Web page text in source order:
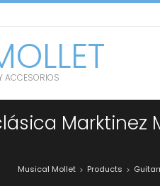
ACCESORIOS
Marktinez
Musical Mollet > Products >